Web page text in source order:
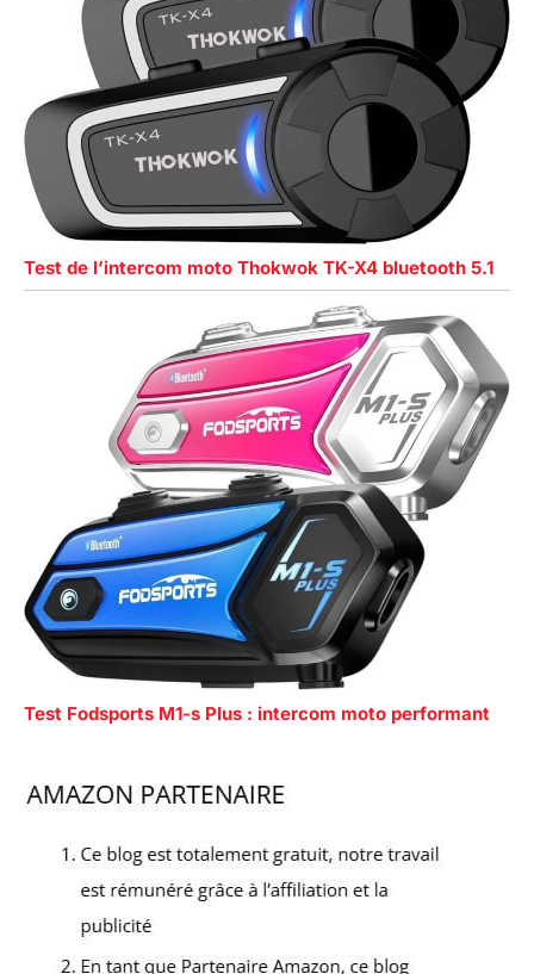
Test de l’intercom moto Thokwok TK-X4 bluetooth 5.1
Test Fodsports M1-s Plus : intercom moto performant